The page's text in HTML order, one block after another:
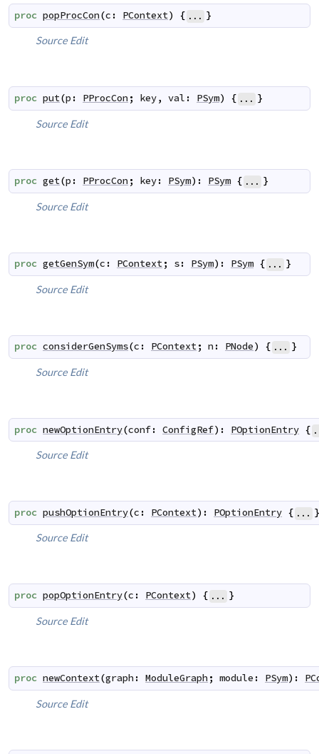
proc popProcCon(c : PContext) { ... }
Source Edit
proc put(p : PProcCon ; key, val : PSym) { ... }
Source Edit
proc get(p : PProcCon ; key: PSym) : PSym { ... }
Source Edit
proc getGenSym(c : PContext; s: PSym) : PSym { ... }
Source Edit
proc considerGenSyms(c : PContext; n : PNode) { ... }
Source Edit
proc newOptionEntry(conf: ConfigRef) : POptionEntry {
Source Edit
proc pushOptionEntry(c : PContext) : POptionEntry { ...
Source Edit
proc popOptionEntry(c : PContext) { ... }
Source Edit
proc newContext(graph : ModuleGraph ; module : PSym) :
Source Edit